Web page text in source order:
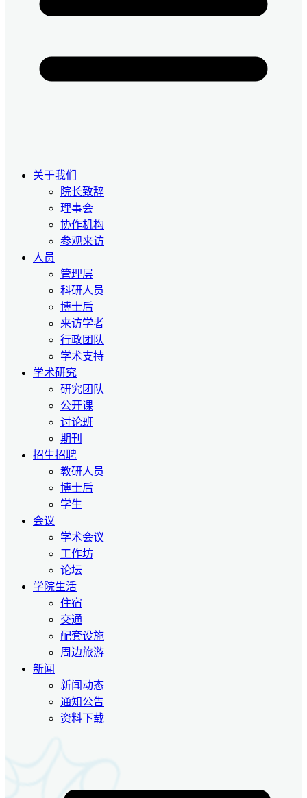
关于我们
院长致辞
理事会
协作机构
参观来访
人员
管理层
科研人员
博士后
来访学者
行政团队
学术支持
学术研究
研究团队
公开课
讨论班
期刊
招生招聘
教研人员
博士后
学生
会议
学术会议
工作坊
论坛
学院生活
住宿
交通
配套设施
周边旅游
新闻
新闻动态
通知公告
资料下载